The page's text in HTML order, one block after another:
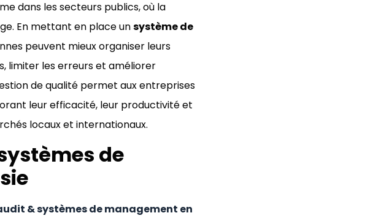
dans les secteurs publics, où la
En mettant en place unsystème de
peuvent mieux organiser leurs
limiter les erreurs et améliorer
de qualité permet aux entreprises
leur efficacité, leur productivité et
locaux et internationaux.
de
& systèmes de management en